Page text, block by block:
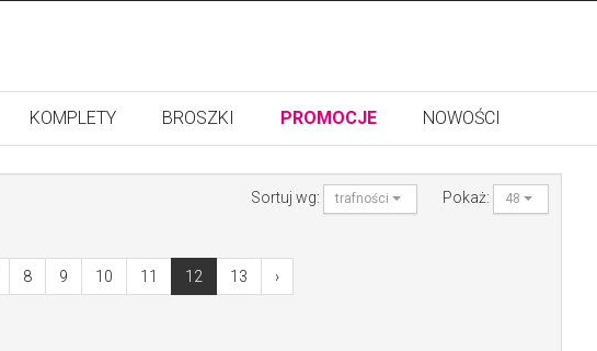
KOMPLETY BROSZKI PROMOCJE NOWOŚCI
Sortuj wg: trafności Pokaż: 48
8 9 10 11 12 13 ›